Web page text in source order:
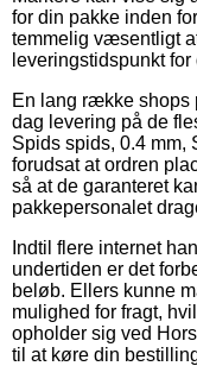
for din pakke inden
temmelig væsentligt
leveringstidspunkt
En lang række shops
dag levering på de
Spids spids, 0.4 mm,
forudsat at ordren
så at de garanteret
pakkepersonalet
Indtil flere internet
undertiden er det
beløb. Ellers kunne
mulighed for fragt,
opholder sig ved
til at køre din